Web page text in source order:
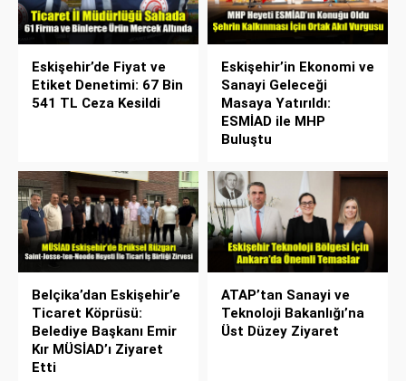
Eskişehir’de Fiyat ve
Etiket Denetimi: 67 Bin
541 TL Ceza Kesildi
Eskişehir’in Ekonomi ve
Sanayi Geleceği
Masaya Yatırıldı:
ESMİAD ile MHP
Buluştu
Belçika’dan Eskişehir’e
Ticaret Köprüsü:
Belediye Başkanı Emir
Kır MÜSİAD’ı Ziyaret
Etti
ATAP’tan Sanayi ve
Teknoloji Bakanlığı’na
Üst Düzey Ziyaret